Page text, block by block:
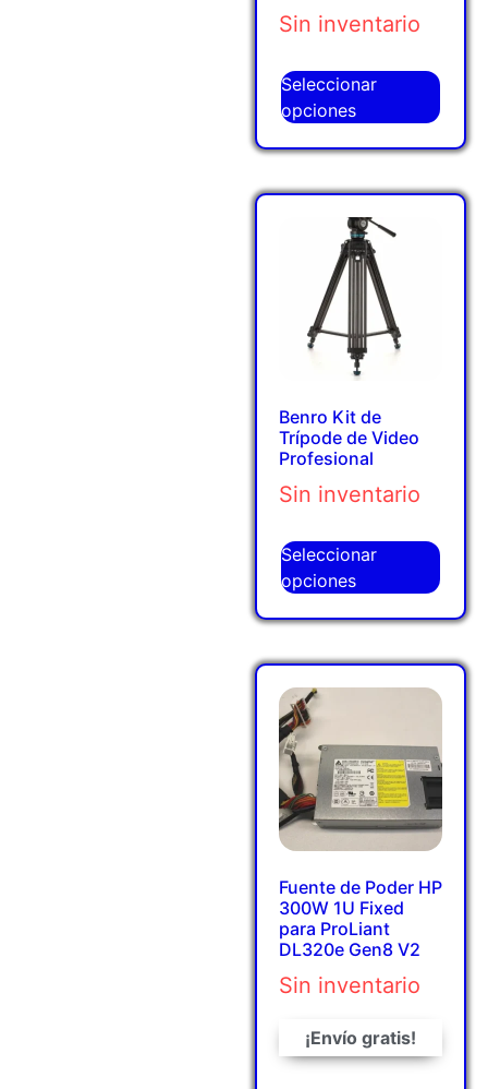
Sin inventario
Seleccionar
opciones
Benro Kit de
Trípode de Video
Profesional
Sin inventario
Seleccionar
opciones
Fuente de Poder HP
300W 1U Fixed
para ProLiant
DL320e Gen8 V2
Sin inventario
¡Envío gratis!